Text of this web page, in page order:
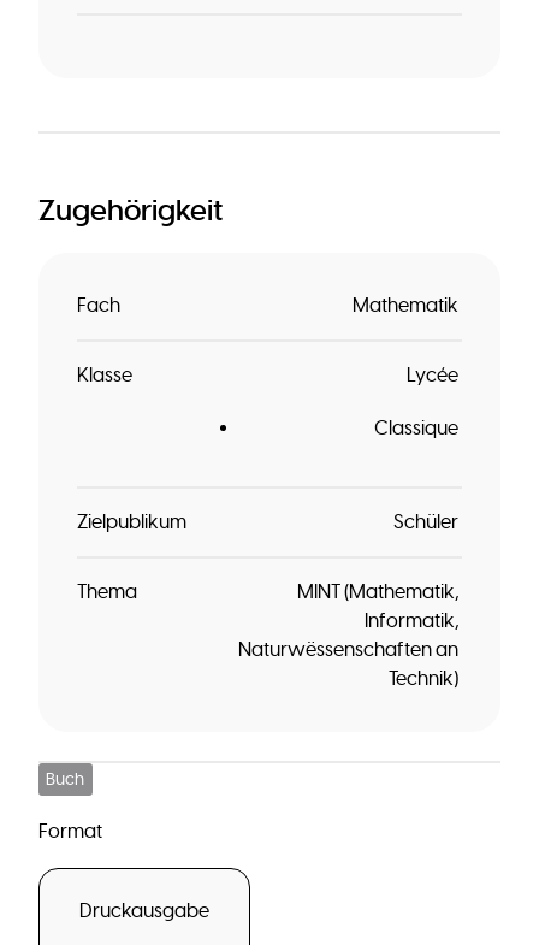
Zugehörigkeit
Fach Mathematik
Klasse Lycée
Classique
Zielpublikum Schüler
Thema
MINT (Mathematik,
Informatik,
Naturwëssenschaften an
Technik)
Buch
Format
Druckausgabe